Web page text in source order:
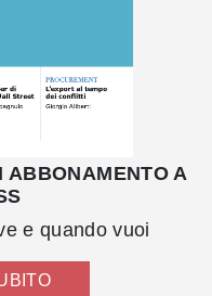
ABBONAMENTO A
e quando vuoi